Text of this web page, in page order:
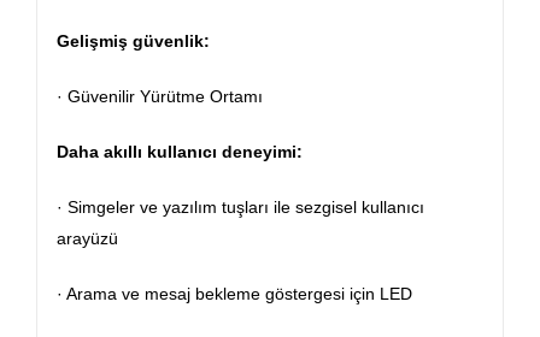
Gelişmiş güvenlik:
· Güvenilir Yürütme Ortamı
Daha akıllı kullanıcı deneyimi:
· Simgeler ve yazılım tuşları ile sezgisel kullanıcı
arayüzü
· Arama ve mesaj bekleme göstergesi için LED